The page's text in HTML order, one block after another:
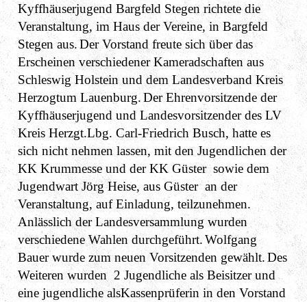
Kyffhäuserjugend Bargfeld Stegen richtete die
Veranstaltung, im Haus der Vereine, in Bargfeld
Stegen aus.Der Vorstand freute sich über das
Erscheinen verschiedener Kameradschaften aus
Schleswig Holstein und dem Landesverband Kreis
Herzogtum Lauenburg.Der Ehrenvorsitzende der
Kyffhäuserjugend und Landesvorsitzender des LV
Kreis Herzgt.Lbg. Carl-Friedrich Busch, hatte es
sich nicht nehmen lassen, mit den Jugendlichen der
KK Krummesse und der KK Güster sowie dem
Jugendwart Jörg Heise, aus Güster an der
Veranstaltung, auf Einladung, teilzunehmen.
Anlässlich der Landesversammlung wurden
verschiedene Wahlen durchgeführt.Wolfgang
Bauer wurde zum neuen Vorsitzenden gewählt.Des
Weiteren wurden 2 Jugendliche als Beisitzer und
eine jugendliche alsKassenprüferin in den Vorstand